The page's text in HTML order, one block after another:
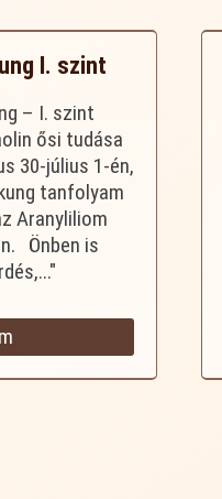
I. szint
– I. szint
ősi tudása
30-július 1-én,
tanfolyam
Aranyliliom
Önben is